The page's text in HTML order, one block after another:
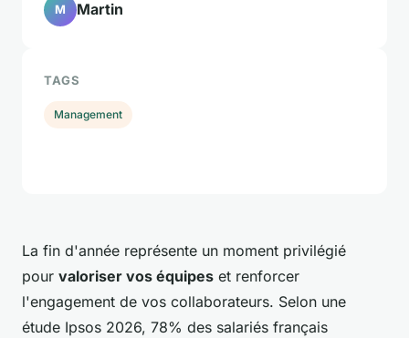
La fin d'année représente un moment privilégié
pour valoriser vos équipes et renforcer
l'engagement de vos collaborateurs. Selon une
étude Ipsos 2026, 78% des salariés français
M Martin
TAGS
Management